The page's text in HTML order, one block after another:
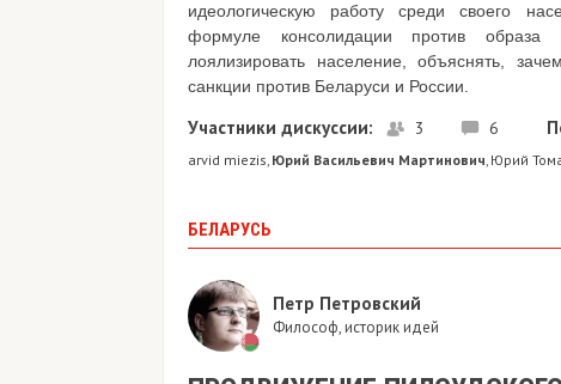
идеологическую работу среди своего
формуле консолидации против
лоялизировать население, объяснять,
санкции против Беларуси и России.
Участники дискуссии: 3 6
arvid miezis, Юрий Васильевич Мартинович, Юрий
БЕЛАРУСЬ
Петр Петровский
Философ, историк идей